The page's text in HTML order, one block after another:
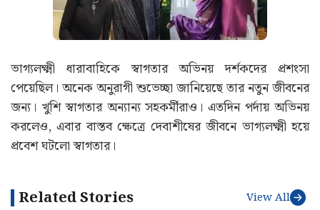
ভাগ্যলক্ষ্মী ধারাবাহিকে স্বাগতার অভিনয় দর্শকদের প্রশংসা
পেয়েছিল। অনেক অনুরাগী শুভেচ্ছা জানিয়েছে তার নতুন জীবনের
জন্য। খুশি স্বাগতার অন্যান্য সহকর্মীরাও। এতদিন পর্দায় অভিনয়
করলেও, এবার বাস্তব ক্ষেত্রে দেবাশীষের জীবনে ভাগ্যলক্ষ্মী হয়ে
প্রবেশ ঘটলো স্বাগতার।
Related Stories View All